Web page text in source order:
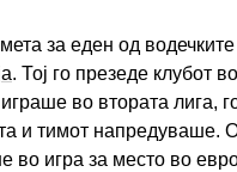
за еден од
. Тој го презеде клубот
играше во втората лига,
и тимот напредуваше.
во игра за место во